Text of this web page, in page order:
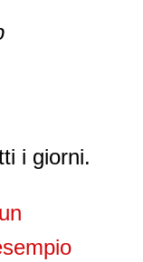
i giorni.